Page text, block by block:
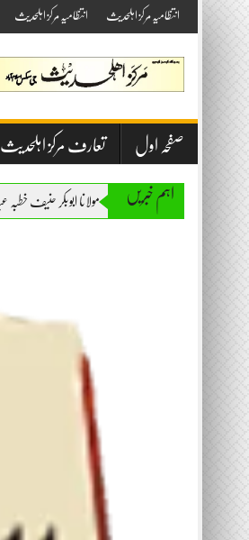
Skip
to
content
انتظامیہ مرکز اہلحدیث انتظامیہ مرکز اہلحدیث
صفحہ اول تعارف مرکز اہلحدیث
اہم خبریں
مولانا ابوبکر حنیف خطبہ عید الفطر 2023-04-22